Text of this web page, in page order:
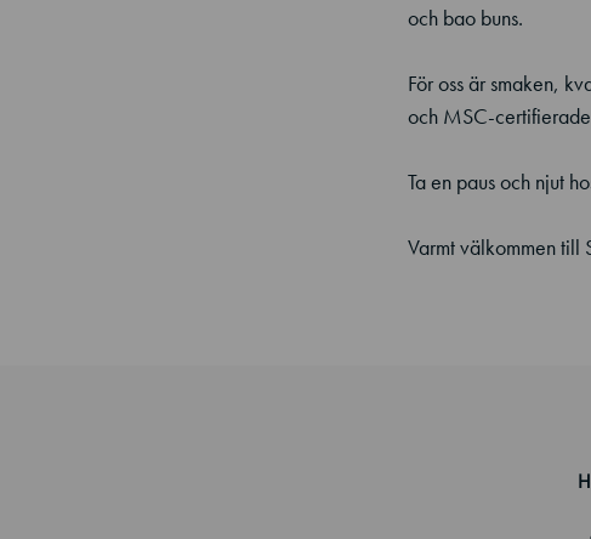
och bao buns.
För oss är smaken,
och MSC-
Ta en paus och njut
Varmt välkommen till